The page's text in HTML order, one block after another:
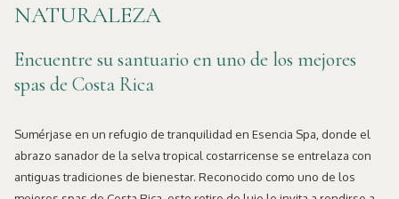
NATURALEZA
Encuentre su santuario en uno de los mejores
spas de Costa Rica
Sumérjase en un refugio de tranquilidad en Esencia Spa, donde el
abrazo sanador de la selva tropical costarricense se entrelaza con
antiguas tradiciones de bienestar. Reconocido como uno de los